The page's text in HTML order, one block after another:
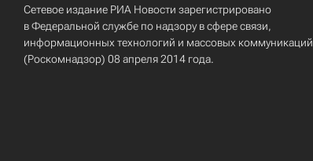
Сетевое издание РИА Новости зарегистрировано
в Федеральной службе по надзору в сфере связи,
информационных технологий и массовых коммуникаций
(Роскомнадзор) 08 апреля 2014 года.